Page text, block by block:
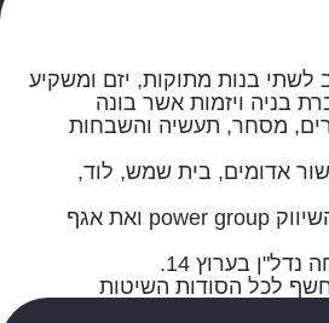
לשתי בנות מתוקות, יזם ומשקיע
בניה ויזמות אשר בונה
מסחר, תעשיה והשבחות
אדומים, בית שמש, לוד,
אני מנהל את חברת השיווק power group ואת אגף
בערוץ 14.
לכל הסודות השיטות
בנדל"ן.